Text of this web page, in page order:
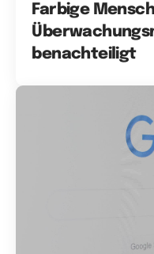
Farbige
benachteiligt